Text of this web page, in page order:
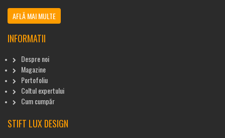
AFLĂ MAI MULTE
INFORMATII
Despre noi
Magazine
Portofoliu
Coltul expertului
Cum cumpăr
STIFT LUX DESIGN